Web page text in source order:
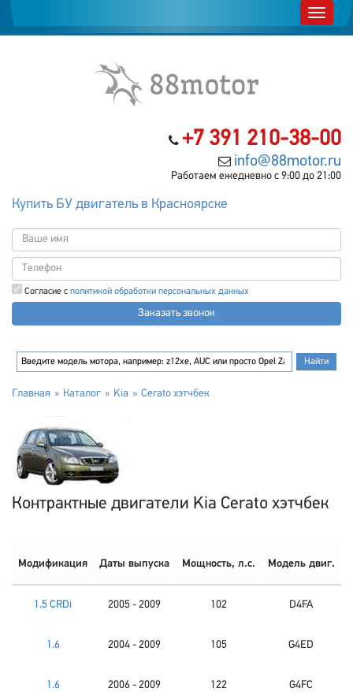
+7 391 210-38-00
info@88motor.ru
Работаем ежедневно с 9:00 до 21:00
Купить БУ двигатель в Красноярске
Согласие с политикой обработки персональных данных
Заказать звонок
Главная Каталог Kia Cerato хэтчбек
Контрактные двигатели Kia Cerato хэтчбек
Модификация Даты выпуска Мощность, л.с. Модель двиг.
1.5 CRDi 2005 - 2009 102 D4FA
1.6 2004 - 2009 105 G4ED
1.6 2006 - 2009 122 G4FC